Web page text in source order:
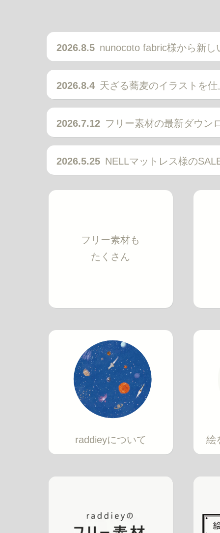
2026.8.5 nunocoto fabric様から新
2026.8.4 天ざる蕎麦のイラストを
2026.7.12 フリー素材の最新ダウン
2026.5.25 NELLマットレス様の
フリー素材も
たくさん
raddieyについて 絵